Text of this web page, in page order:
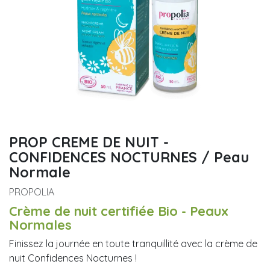
PROP CREME DE NUIT -
CONFIDENCES NOCTURNES / Peau
Normale
PROPOLIA
Crème de nuit certifiée Bio - Peaux
Normales
Finissez la journée en toute tranquillité avec la crème de
nuit Confidences Nocturnes !